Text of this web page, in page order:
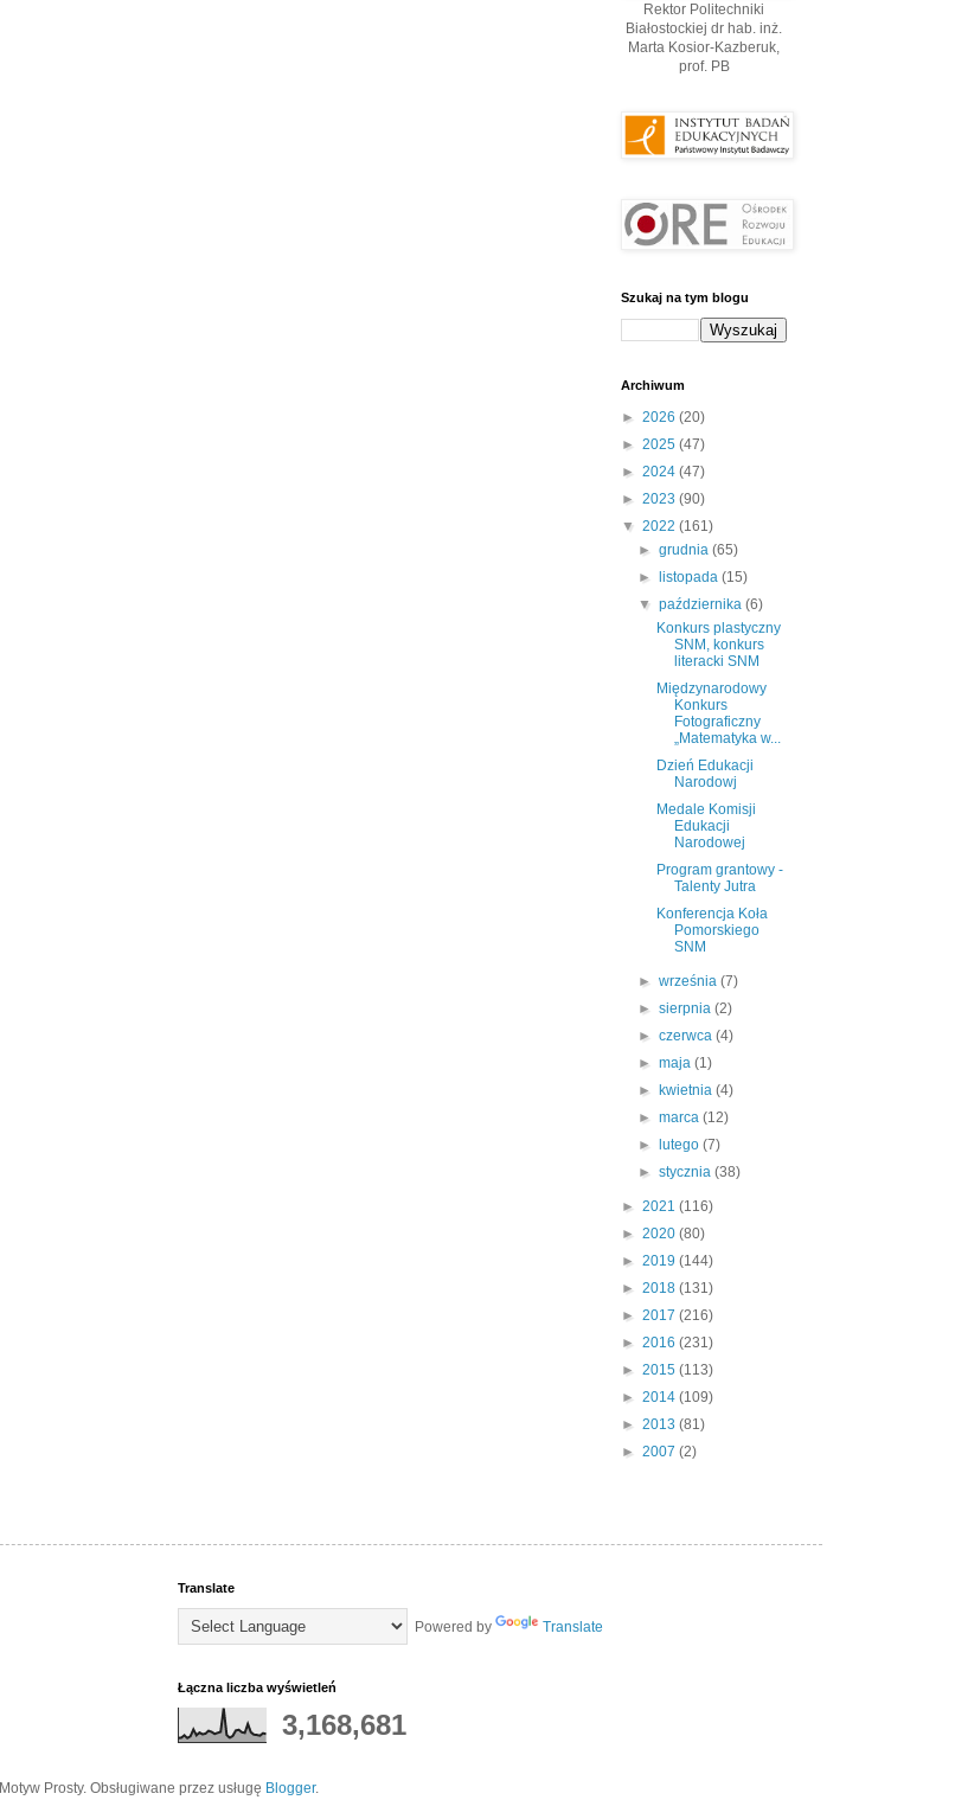
Rektor Politechniki
Białostockiej dr hab. inż.
Marta Kosior-Kazberuk,
prof. PВ
Szukaj na tym blogu
Archiwum
► 2026 (20)
► 2025 (47)
► 2024 (47)
► 2023 (90)
▼ 2022 (161)
►grudnia(65)
►
listopada(15)
▼października(6)
Konkurs plastyczny
SNM, konkurs
literacki SNM
Międzynarodowy
Konkurs
Fotograficzny
„Matematyka w...
Dzień Edukacji
Narodowj
Medale Komisji
Edukacji
Narodowej
Program grantowy -
Talenty Jutra
Konferencja Koła
Pomorskiego
SNM
►września(7)
►sierpnia(2)
►czerwca(4)
►maja(1)
►
kwietnia(4)
►marca(12)
►
lutego(7)
►stycznia(38)
► 2021 (116)
► 2020 (80)
► 2019 (144)
► 2018 (131)
► 2017 (216)
► 2016 (231)
► 2015 (113)
► 2014 (109)
► 2013 (81)
► 2007 (2)
Translate
Powered by Translate
Łączna liczba wyświetleń
3,168,681
Motyw Prosty. Obsługiwane przez usługę Blogger.